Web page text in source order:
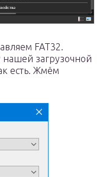
FAT32.
нашей загрузочной
есть. Жмём